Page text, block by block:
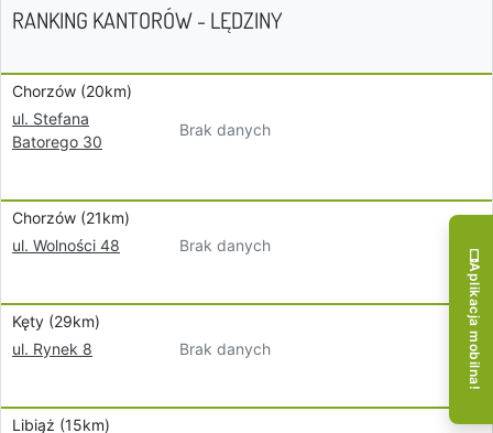
RANKING KANTORÓW - LĘDZINY
Chorzów (20km)
ul. Stefana
Batorego 30
Brak danych
Chorzów (21km)
ul. Wolności 48
Brak danych
Kęty (29km)
ul. Rynek 8
Brak danych
Libiąż (15km)
Aplikacja mobilna!